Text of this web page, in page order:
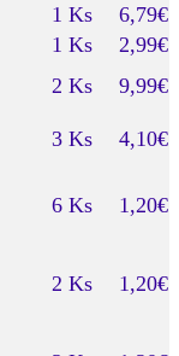
1 Ks
6,79€
1 Ks
2,99€
2 Ks
9,99€
3 Ks
4,10€
6 Ks 1,20€
2 Ks 1,20€